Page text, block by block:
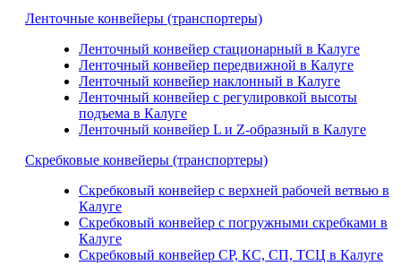
Ленточные конвейеры (транспортеры)
Ленточный конвейер стационарный в Калуге
Ленточный конвейер передвижной в Калуге
Ленточный конвейер наклонный в Калуге
Ленточный конвейер с регулировкой высоты
подъема в Калуге
Ленточный конвейер L и Z-образный в Калуге
Скребковые конвейеры (транспортеры)
Скребковый конвейер с верхней рабочей ветвью в
Калуге
Скребковый конвейер с погружными скребками в
Калуге
Скребковый конвейер СР, КС, СП, ТСЦ в Калуге